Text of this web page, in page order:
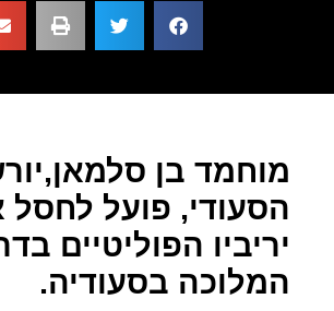
מוחמד בן
הסעודי, פועל
יריביו הפוליטיים
המלוכה בסעודיה.